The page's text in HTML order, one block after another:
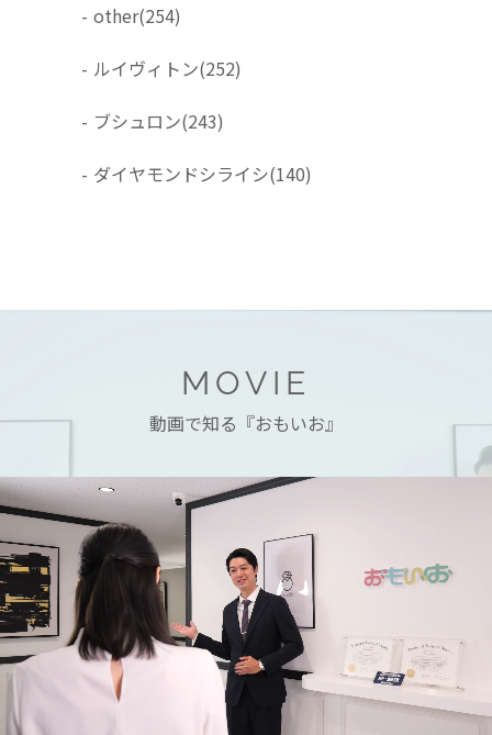
- other(254)
- ルイヴィトン(252)
- ブシュロン(243)
- ダイヤモンドシライシ(140)
MOVIE
動画で知る『おもいお』